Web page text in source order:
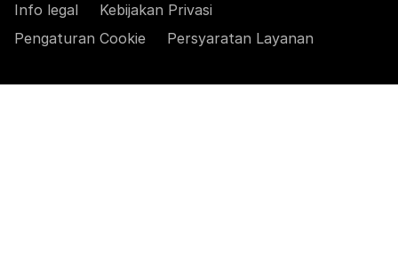
Info legal
Kebijakan Privasi
Pengaturan Cookie
Persyaratan Layanan